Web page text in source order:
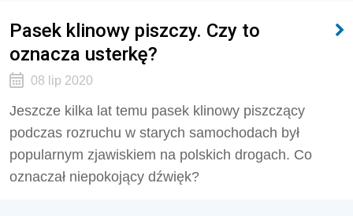
Pasek klinowy piszczy. Czy to
oznacza usterkę?
08 lip 2020
Jeszcze kilka lat temu pasek klinowy piszczący
podczas rozruchu w starych samochodach był
popularnym zjawiskiem na polskich drogach. Co
oznaczał niepokojący dźwięk?